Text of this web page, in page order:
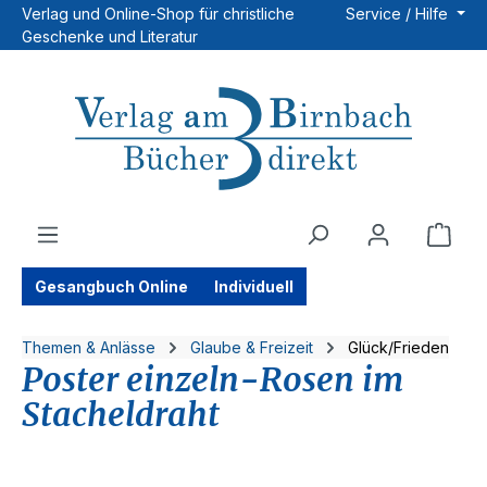
Zum Hauptinhalt springen
Verlag und Online-Shop für christliche
Geschenke und Literatur
Service / Hilfe
Gesangbuch Online Individuell
Themen & Anlässe Glaube & Freizeit Glück/Frieden
Poster einzeln-Rosen im
Stacheldraht